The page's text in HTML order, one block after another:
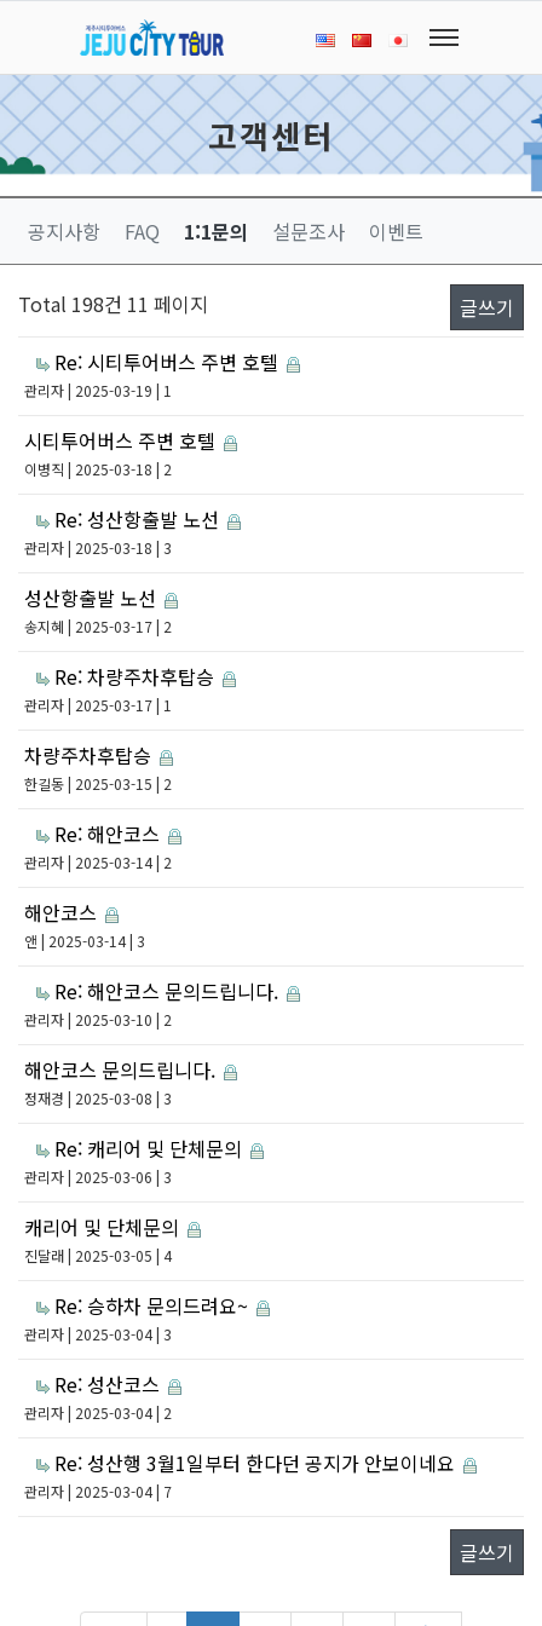
고객센터
공지사항 FAQ 1:1문의 설문조사 이벤트
Total 198건 11 페이지
글쓰기
Re: 시티투어버스 주변 호텔
관리자| 2025-03-19 | 1
시티투어버스 주변 호텔
이병직 | 2025-03-18 | 2
Re: 성산항출발 노선
관리자| 2025-03-18 | 3
성산항출발 노선
송지혜 | 2025-03-17 | 2
Re: 차량주차후탑승
관리자| 2025-03-17 | 1
차량주차후탑승
한길동| 2025-03-15 | 2
Re: 해안코스
관리자| 2025-03-14 | 2
해안코스
앤 | 2025-03-14 | 3
Re: 해안코스 문의드립니다.
관리자| 2025-03-10 | 2
해안코스 문의드립니다.
정재경 | 2025-03-08 | 3
Re: 캐리어 및 단체문의
관리자| 2025-03-06 | 3
캐리어 및 단체문의
진달래| 2025-03-05 | 4
Re: 승하차 문의드려요~
관리자| 2025-03-04 | 3
Re: 성산코스
관리자| 2025-03-04 | 2
Re: 성산행 3월1일부터 한다던 공지가 안보이네요
관리자| 2025-03-04 | 7
글쓰기